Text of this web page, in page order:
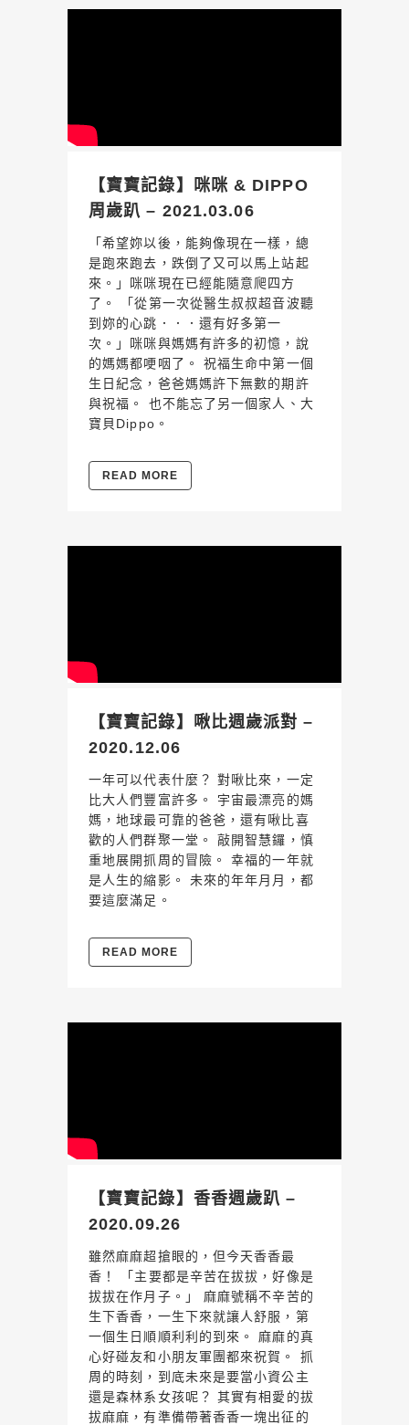
【寶寶記錄】咪咪 & DIPPO
周歲趴 – 2021.03.06
「希望妳以後，能夠像現在一樣，總
是跑來跑去，跌倒了又可以馬上站起
來。」咪咪現在已經能隨意爬四方
了。 「從第一次從醫生叔叔超音波聽
到妳的心跳．．．還有好多第一
次。」咪咪與媽媽有許多的初憶，說
的媽媽都哽咽了。 祝福生命中第一個
生日紀念，爸爸媽媽許下無數的期許
與祝福。 也不能忘了另一個家人、大
寶貝Dippo。
READ MORE
【寶寶記錄】啾比週歲派對 –
2020.12.06
一年可以代表什麼？ 對啾比來，一定
比大人們豐富許多。 宇宙最漂亮的媽
媽，地球最可靠的爸爸，還有啾比喜
歡的人們群聚一堂。 敲開智慧鑼，慎
重地展開抓周的冒險。 幸福的一年就
是人生的縮影。 未來的年年月月，都
要這麼滿足。
READ MORE
【寶寶記錄】香香週歲趴 –
2020.09.26
雖然麻麻超搶眼的，但今天香香最
香！ 「主要都是辛苦在拔拔，好像是
拔拔在作月子。」 麻麻號稱不辛苦的
生下香香，一生下來就讓人舒服，第
一個生日順順利利的到來。 麻麻的真
心好碰友和小朋友軍團都來祝賀。 抓
周的時刻，到底未來是要當小資公主
還是森林系女孩呢？ 其實有相愛的拔
拔麻麻，有準備帶著香香一塊出征的